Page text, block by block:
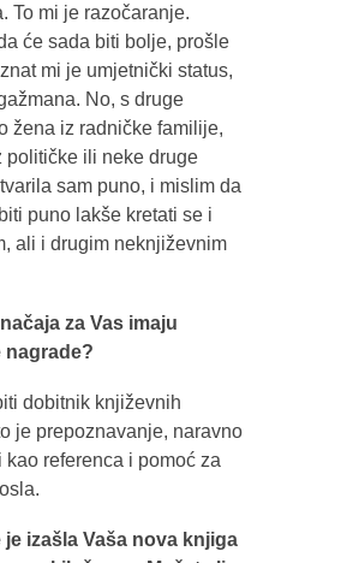
To mi je razočaranje.
će sada biti bolje, prošle
mi je umjetnički status,
No, s druge
žena iz radničke familije,
političke ili neke druge
sam puno, i mislim da
puno lakše kretati se i
ali i drugim neknjiževnim
za Vas imaju
nagrade?
dobitnik književnih
je prepoznavanje, naravno
kao referenca i pomoć za
je izašla Vaša nova knjiga